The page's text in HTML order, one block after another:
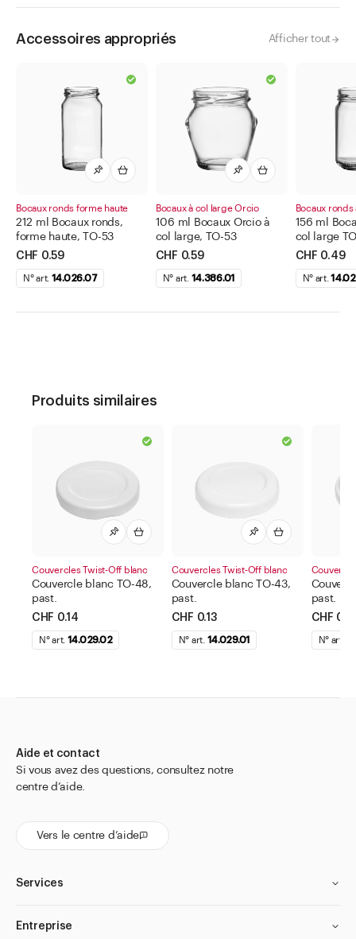
Accessoires appropriés Afficher tout
Bocaux ronds forme haute
212 ml Bocaux ronds,
forme haute, TO-53
CHF 0.59
N° art. 14.026.07
Bocaux à col large Orcio
106 ml Bocaux Orcio à
col large, TO-53
CHF 0.59
N° art. 14.386.01
Bocaux
156 ml
col large
CHF 0.49
N° art.
Produits similaires
Couvercles Twist-Off blanc
Couvercle blanc TO-48,
past.
CHF 0.14
N° art. 14.029.02
Couvercles Twist-Off blanc
Couvercle blanc TO-43,
past.
CHF 0.13
N° art. 14.029.01
past.
CHF
N° art.
Aide et contact
Si vous avez des questions, consultez notre
centre d’aide.
Vers le centre d’aide
Services
Entreprise